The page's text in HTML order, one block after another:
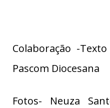
Colaboração -
Pascom Diocesana
Fotos- Neuza